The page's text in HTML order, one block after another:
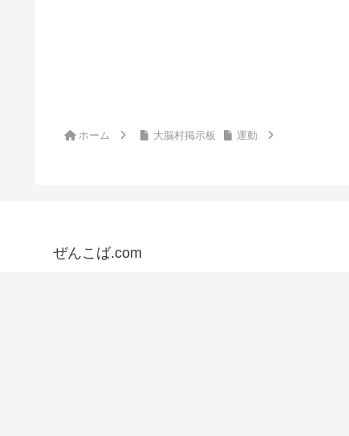
ホーム 大脳村掲示板 運動
ぜんこば.com